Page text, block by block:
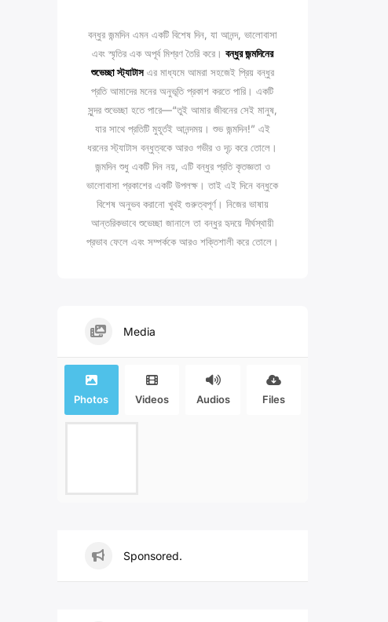
বন্ধুর জন্মদিন এমন একটি বিশেষ দিন, যা আনন্দ, ভালোবাসা
এবং স্মৃতির এক অপূর্ব মিশ্রণ তৈরি করে। বন্ধুর জন্মদিনের
শুভেচ্ছা স্ট্যাটাসএর মাধ্যমে আমরা সহজেই প্রিয় বন্ধুর
প্রতি আমাদের মনের অনুভূতি প্রকাশ করতে পারি। একটি
সুন্দর শুভেচ্ছা হতে পারে—“তুই আমার জীবনের সেই মানুষ,
যার সাথে প্রতিটি মুহূর্তই আনন্দময়। শুভ জন্মদিন!” এই
ধরনের স্ট্যাটাস বন্ধুত্বকে আরও গভীর ও দৃঢ় করে তোলে।
জন্মদিন শুধু একটি দিন নয়, এটি বন্ধুর প্রতি কৃতজ্ঞতা ও
ভালোবাসা প্রকাশের একটি উপলক্ষ। তাই এই দিনে বন্ধুকে
বিশেষ অনুভব করানো খুবই গুরুত্বপূর্ণ। নিজের ভাষায়
আন্তরিকভাবে শুভেচ্ছা জানালে তা বন্ধুর হৃদয়ে দীর্ঘস্থায়ী
প্রভাব ফেলে এবং সম্পর্ককে আরও শক্তিশালী করে তোলে।
Media
Photos Videos Audios Files
Sponsored.